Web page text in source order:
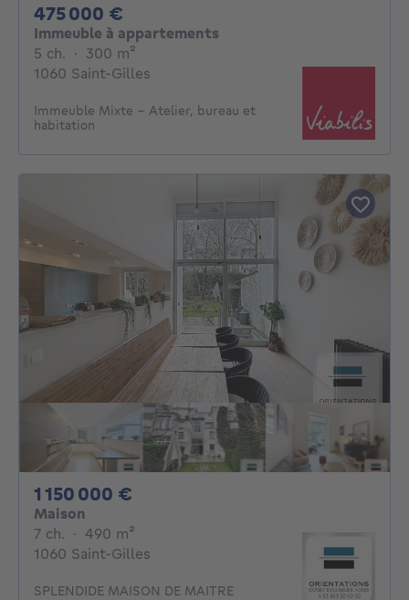
475 000 €
Immeuble à appartements
5 ch. 5 chambres
· 300 m²
1060 Saint-Gilles
Immeuble Mixte - Atelier, bureau et
habitation
1 150 000 €
Maison
7 ch. 7 chambres
· 490 m²
1060 Saint-Gilles
SPLENDIDE MAISON DE MAITRE